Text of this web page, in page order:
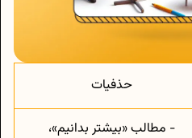
حذفیات
- مطالب «بیشتر بدانیم»،